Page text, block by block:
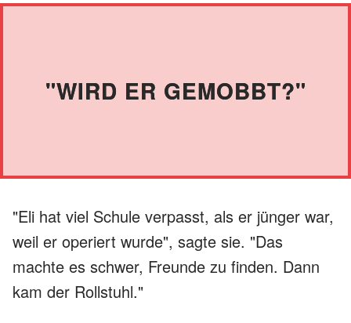
"WIRD ER GEMOBBT?"
"Eli hat viel Schule verpasst, als er jünger war,
weil er operiert wurde", sagte sie. "Das
machte es schwer, Freunde zu finden. Dann
kam der Rollstuhl."